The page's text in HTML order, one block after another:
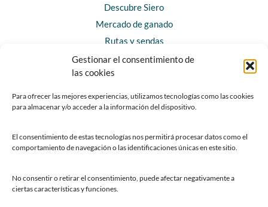
Gestionar el consentimiento de
las cookies
Para ofrecer las mejores experiencias, utilizamos tecnologías como las cookies
para almacenar y/o acceder a la información del dispositivo.
El consentimiento de estas tecnologías nos permitirá procesar datos como el
comportamiento de navegación o las identificaciones únicas en este sitio.
No consentir o retirar el consentimiento, puede afectar negativamente a
ciertas características y funciones.
Descubre Siero
Mercado de ganado
Rutas y sendas
Horarios y contacto
Teléfonos de interés
Chatbot Siero
SEDES ELECTRÓNICAS
Sede del Ayuntamiento de Siero